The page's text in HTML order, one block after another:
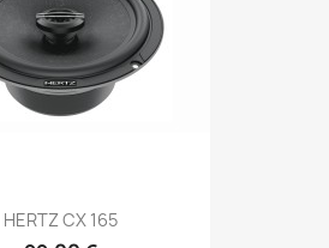
HERTZ CX 165